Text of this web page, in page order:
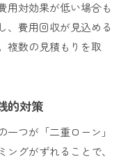
用対効果が低い場合も
、費用回収が見込める
複数の見積もりを取
的対策
つが「二重ローン」
グがずれることで、